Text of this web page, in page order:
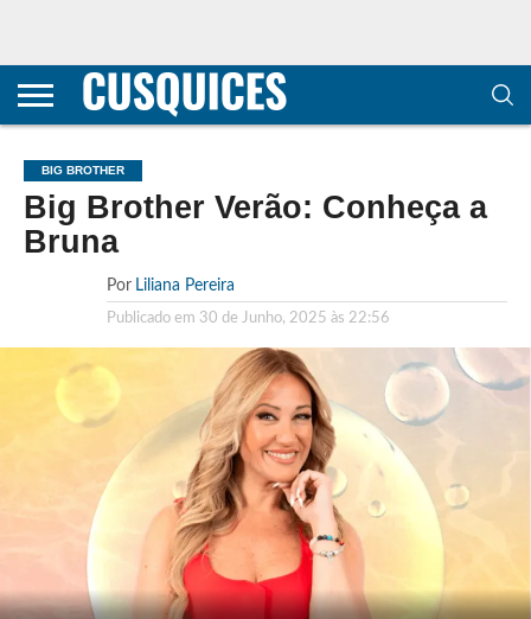
CONTACTOS
HOME
POLÍTICA DE
E COOKIES
SOBRE
TERMOS E
TRANSPARÊNCIA
METODOLOGIA
BIG BROTHER
Big Brother Verão: Conheça a
Bruna
Por Liliana Pereira
Publicado em 30 de Junho, 2025 às 22:56